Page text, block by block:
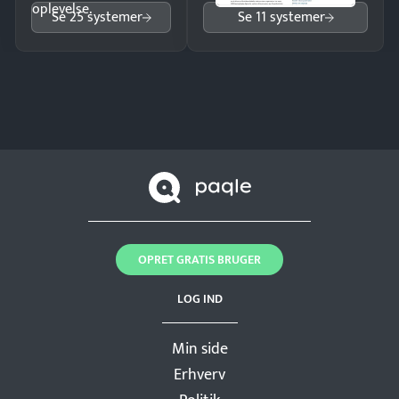
oplevelse.
Se 25 systemer
Se 11 systemer
Min side
Erhverv
LOG IND
OPRET GRATIS BRUGER